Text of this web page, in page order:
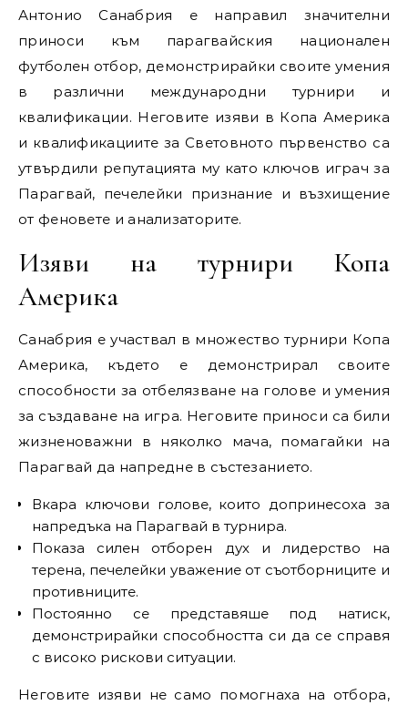
Антонио Санабрия е направил значителни
приноси към парагвайския национален
футболен отбор, демонстрирайки своите умения
в различни международни турнири и
квалификации. Неговите изяви в Копа Америка
и квалификациите за Световното първенство са
утвърдили репутацията му като ключов играч за
Парагвай, печелейки признание и възхищение
от феновете и анализаторите.
Изяви на турнири Копа
Америка
Санабрия е участвал в множество турнири Копа
Америка, където е демонстрирал своите
способности за отбелязване на голове и умения
за създаване на игра. Неговите приноси са били
жизненоважни в няколко мача, помагайки на
Парагвай да напредне в състезанието.
Вкара ключови голове, които допринесоха за
напредъка на Парагвай в турнира.
Показа силен отборен дух и лидерство на
терена, печелейки уважение от съотборниците и
противниците.
Постоянно се представяше под натиск,
демонстрирайки способността си да се справя
с високо рискови ситуации.
Неговите изяви не само помогнаха на отбора,